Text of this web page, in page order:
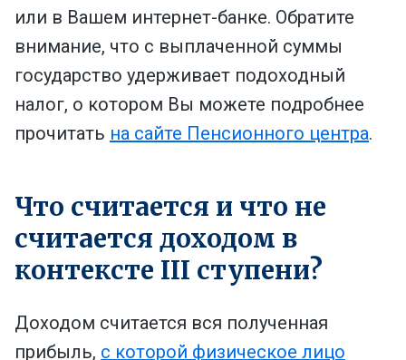
или в Вашем интернет-банке. Обратите
внимание, что с выплаченной суммы
государство удерживает подоходный
налог, о котором Вы можете подробнее
прочитать на сайте Пенсионного центра.
Что считается и что не
считается доходом в
контексте III ступени?
Доходом считается вся полученная
прибыль, с которой физическое лицо